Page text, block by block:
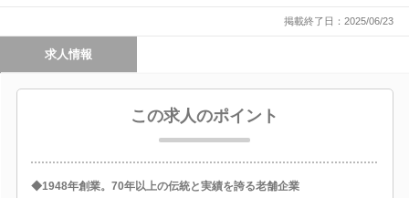
掲載終了日：2025/06/23
求人情報
この求人のポイント
◆1948年創業。70年以上の伝統と実績を誇る老舗企業